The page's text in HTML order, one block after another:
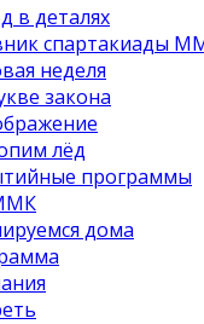
в деталях
спартакиады
неделя
закона
лёд
программы
дома